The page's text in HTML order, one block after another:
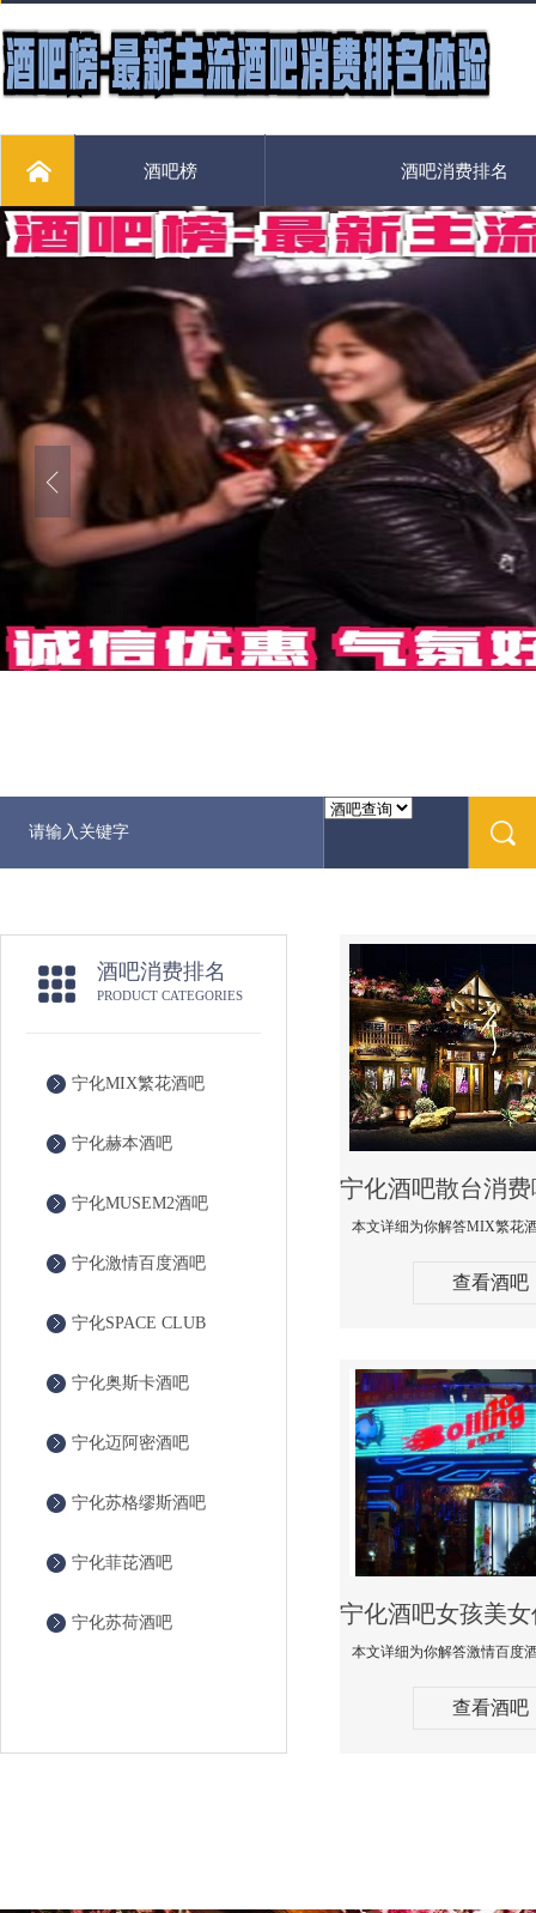
酒吧榜 酒吧消费排名
酒吧消费排名
PRODUCT CATEGORIES
宁化MIX繁花酒吧
宁化赫本酒吧
宁化MUSEM2酒吧
宁化激情百度酒吧
宁化SPACE CLUB
宁化奥斯卡酒吧
宁化迈阿密酒吧
宁化苏格缪斯酒吧
宁化菲芘酒吧
宁化苏荷酒吧
查看酒吧
查看酒吧